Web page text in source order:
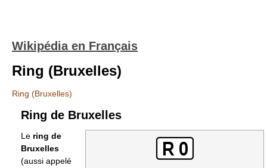
Wikipédia en Français
Ring (Bruxelles)
Ring (Bruxelles)
Ring de Bruxelles
Le ring de
Bruxelles
(aussi appelé